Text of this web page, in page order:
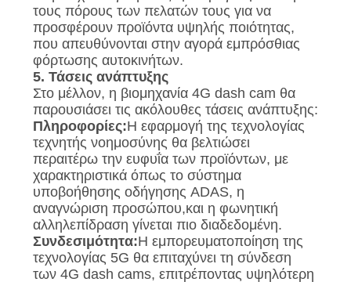
τους πόρους των πελατών τους για να
προσφέρουν προϊόντα υψηλής ποιότητας,
που απευθύνονται στην αγορά εμπρόσθιας
φόρτωσης αυτοκινήτων.
5. Τάσεις ανάπτυξης
Στο μέλλον, η βιομηχανία 4G dash cam θα
παρουσιάσει τις ακόλουθες τάσεις ανάπτυξης:
Πληροφορίες:Η εφαρμογή της τεχνολογίας
τεχνητής νοημοσύνης θα βελτιώσει
περαιτέρω την ευφυΐα των προϊόντων, με
χαρακτηριστικά όπως το σύστημα
υποβοήθησης οδήγησης ADAS, η
αναγνώριση προσώπου,και η φωνητική
αλληλεπίδραση γίνεται πιο διαδεδομένη.
Συνδεσιμότητα:Η εμπορευματοποίηση της
τεχνολογίας 5G θα επιταχύνει τη σύνδεση
των 4G dash cams, επιτρέποντας υψηλότερη